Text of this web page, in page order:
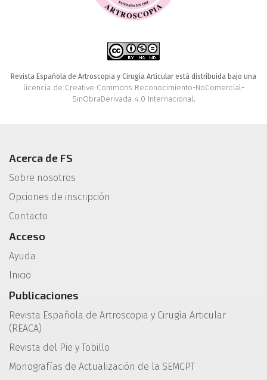
Revista Española de Artroscopia y Cirugía Articular está distribuida bajo una
licencia de Creative Commons Reconocimiento-NoComercial-
SinObraDerivada 4.0 Internacional.
Acerca de FS
Sobre nosotros
Opciones de inscripción
Contacto
Acceso
Ayuda
Inicio
Publicaciones
Revista Española de Artroscopia y Cirugía Articular
(REACA)
Revista del Pie y Tobillo
Monografías de Actualización de la SEMCPT